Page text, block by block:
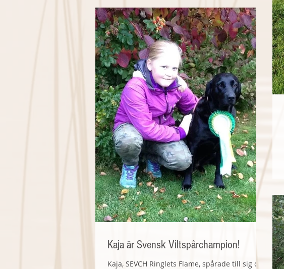
Kaja är Svensk Viltspårchampion!
Kaja, SEVCH Ringlets Flame, spårade till sig den